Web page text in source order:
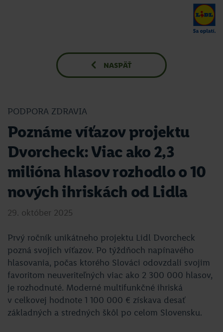
NASPÄŤ
PODPORA ZDRAVIA
Poznáme víťazov projektu
Dvorcheck: Viac ako 2,3
milióna hlasov rozhodlo o 10
nových ihriskách od Lidla
29. október 2025
Prvý ročník unikátneho projektu Lidl Dvorcheck
pozná svojich víťazov. Po týždňoch napínavého
hlasovania, počas ktorého Slováci odovzdali svojim
favoritom neuveriteľných viac ako 2 300 000 hlasov,
je rozhodnuté. Moderné multifunkčné ihriská
v celkovej hodnote 1 100 000 € získava desať
základných a stredných škôl po celom Slovensku.